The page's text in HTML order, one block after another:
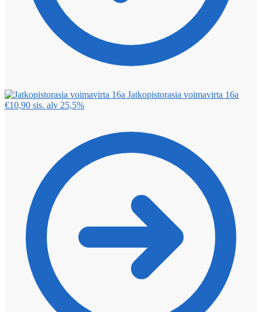
Jatkopistorasia voimavirta 16a
€10,90 sis. alv 25,5%